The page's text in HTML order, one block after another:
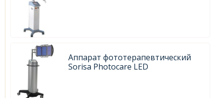
Аппарат фототерапевтический
Sorisa Photocare LED